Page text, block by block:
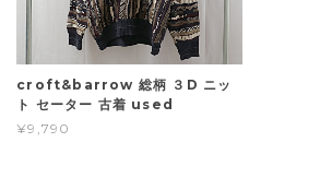
croft&barrow 総柄 ３D ニッ
ト セーター 古着 used
¥9,790